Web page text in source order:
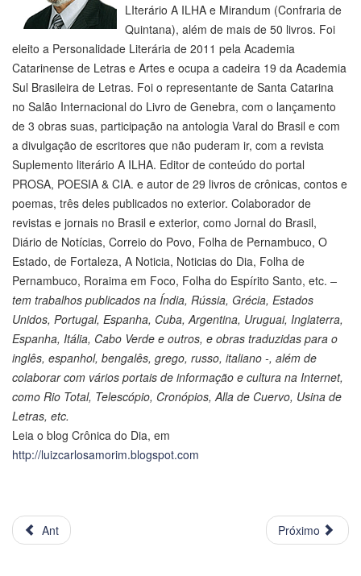
LIterário A ILHA e Mirandum (Confraria de
Quintana), além de mais de 50 livros. Foi
eleito a Personalidade Literária de 2011 pela Academia
Catarinense de Letras e Artes e ocupa a cadeira 19 da Academia
Sul Brasileira de Letras. Foi o representante de Santa Catarina
no Salão Internacional do Livro de Genebra, com o lançamento
de 3 obras suas, participação na antologia Varal do Brasil e com
a divulgação de escritores que não puderam ir, com a revista
Suplemento literário A ILHA. Editor de conteúdo do portal
PROSA, POESIA & CIA. e autor de 29 livros de crônicas, contos e
poemas, três deles publicados no exterior. Colaborador de
revistas e jornais no Brasil e exterior, como Jornal do Brasil,
Diário de Notícias, Correio do Povo, Folha de Pernambuco, O
Estado, de Fortaleza, A Noticia, Noticias do Dia, Folha de
Pernambuco, Roraima em Foco, Folha do Espírito Santo, etc. –
tem trabalhos publicados na Índia, Rússia, Grécia, Estados
Unidos, Portugal, Espanha, Cuba, Argentina, Uruguai, Inglaterra,
Espanha, Itália, Cabo Verde e outros, e obras traduzidas para o
inglês, espanhol, bengalês, grego, russo, italiano -, além de
colaborar com vários portais de informação e cultura na Internet,
como Rio Total, Telescópio, Cronópios, Alla de Cuervo, Usina de
Letras, etc.
Leia o blog Crônica do Dia, em
http://luizcarlosamorim.blogspot.com
Ant Próximo